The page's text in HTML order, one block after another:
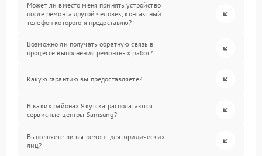
Может ли вместо меня принять устройство
после ремонта другой человек, контактный
телефон которого я предоставлю?
Возможно ли получать обратную связь в
процессе выполнения ремонтных работ?
Какую гарантию вы предоставляете?
В каких районах Якутска располагаются
сервисные центры Samsung?
Выполняете ли вы ремонт для юридических
лиц?